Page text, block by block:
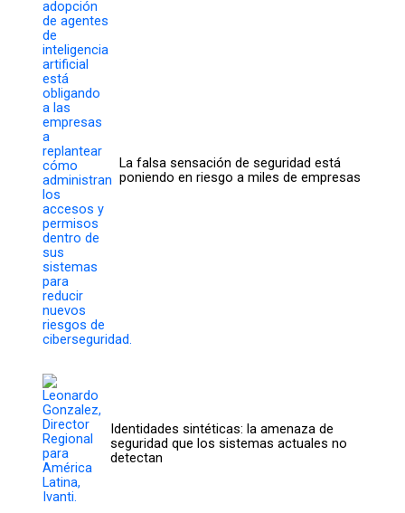
La falsa sensación de seguridad está
poniendo en riesgo a miles de empresas
Identidades sintéticas: la amenaza de
seguridad que los sistemas actuales no
detectan